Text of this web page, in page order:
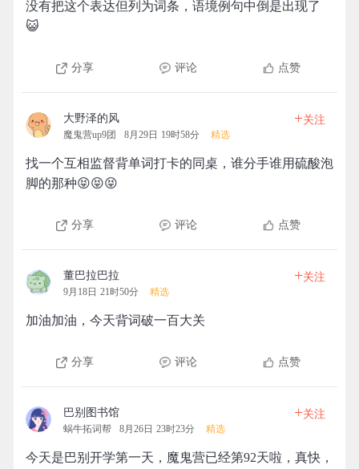
没有把这个表达但列为词条，语境例句中倒是出现了
😺
分享 评论 点赞
大野泽的风
魔鬼营up9团 8月29日 19时58分 精选
+关注
找一个互相监督背单词打卡的同桌，谁分手谁用硫酸泡
脚的那种😝😝😝
分享 评论 点赞
董巴拉巴拉
9月18日 21时50分 精选
+关注
加油加油，今天背词破一百大关
分享 评论 点赞
巴别图书馆
蜗牛拓词帮 8月26日 23时23分 精选
+关注
今天是巴别开学第一天，魔鬼营已经第92天啦，真快，